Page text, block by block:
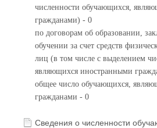
численности обучающихся,
гражданами) - 0
по договорам об образовании,
обучении за счет средств
лиц (в том числе с выделением
являющихся иностранными
общее число обучающихся,
гражданами - 0
Сведения о численности